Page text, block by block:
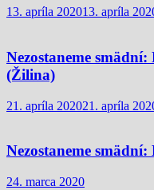
13. apríla 202013. apríla
Nezostaneme
(Žilina)
21. apríla 202021. apríla
Nezostaneme
24. marca 2020